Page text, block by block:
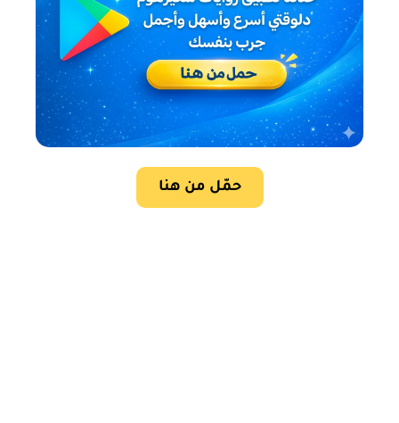
حمّل من هنا